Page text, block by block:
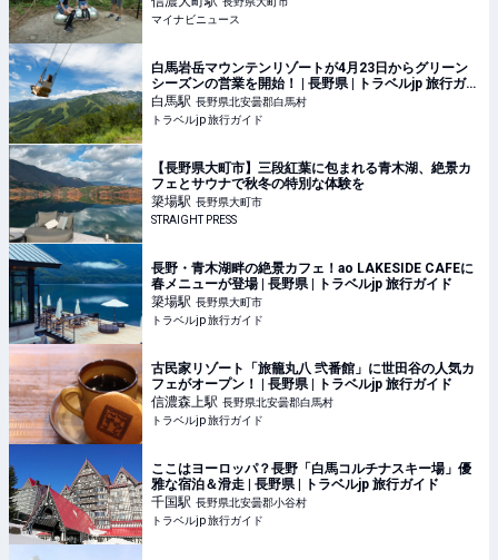
マイナビニュース
白馬岩岳マウンテンリゾートが4月23日からグリーン
シーズンの営業を開始！ | 長野県 | トラベルjp 旅行ガイ
ド
白馬駅 長野県北安曇郡白馬村
トラベルjp 旅行ガイド
【長野県大町市】三段紅葉に包まれる青木湖、絶景カ
フェとサウナで秋冬の特別な体験を
簗場駅 長野県大町市
STRAIGHT PRESS
長野・青木湖畔の絶景カフェ！ao LAKESIDE CAFEに
春メニューが登場 | 長野県 | トラベルjp 旅行ガイド
簗場駅 長野県大町市
トラベルjp 旅行ガイド
古民家リゾート「旅籠丸八 弐番館」に世田谷の人気カ
フェがオープン！ | 長野県 | トラベルjp 旅行ガイド
信濃森上駅 長野県北安曇郡白馬村
トラベルjp 旅行ガイド
ここはヨーロッパ？長野「白馬コルチナスキー場」優
雅な宿泊＆滑走 | 長野県 | トラベルjp 旅行ガイド
千国駅 長野県北安曇郡小谷村
トラベルjp 旅行ガイド